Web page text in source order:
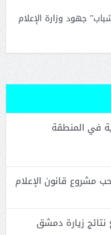
جهود وزارة الإعلام
في المنطقة
مشروع قانون الإعلام
نتائج زيارة دمشق